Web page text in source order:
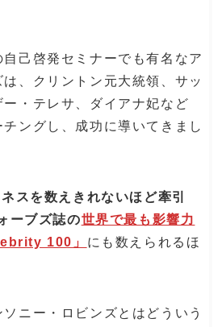
己啓発セミナーでも有名なア
、クリントン元大統領、サッ
・テレサ、ダイアナ妃など
ングし、成功に導いてきまし
スを数えきれないほど牽引
ーブズ誌の世界で最も影響力
100」 にも数えられるほ
ニー・ロビンズとはどういう